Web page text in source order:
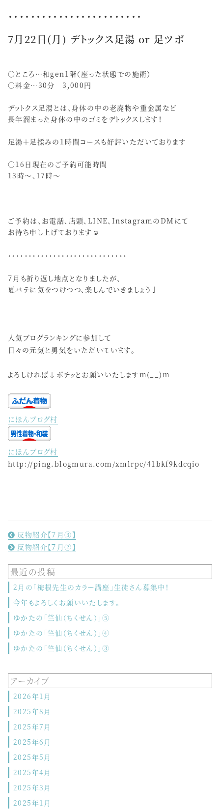
・・・・・・・・・・・・・・・・・・・・・・・・
7月22日(月) デトックス足湯 or 足ツボ
○ところ…和gen1階（座った状態での施術）
○料金…30分 3,000円
デットクス足湯とは、身体の中の老廃物や重金属など
長年溜まった身体の中のゴミをデトックスします！
足湯＋足揉みの１時間コースも好評いただいております
○16日現在のご予約可能時間
13時〜、17時〜
ご予約は、お電話、店頭、LINE、InstagramのDMにて
お待ち申し上げております☺️
・・・・・・・・・・・・・・・・・・・・・・・・・・・・・
７月も折り返し地点となりましたが、
夏バテに気をつけつつ、楽しんでいきましょう♩
人気ブログランキングに参加して
日々の元気と勇気をいただいています。
よろしければ↓ポチッとお願いいたしますm(__)m
にほんブログ村
にほんブログ村
http://ping.blogmura.com/xmlrpc/41bkf9kdcqio
反物紹介【７月③】
反物紹介【７月②】
最近の投稿
2月の「梅根先生のカラー講座」生徒さん募集中！
今年もよろしくお願いいたします。
ゆかたの「竺仙（ちくせん）」⑤
ゆかたの「竺仙（ちくせん）」④
ゆかたの「竺仙（ちくせん）」③
アーカイブ
2026年1月
2025年8月
2025年7月
2025年6月
2025年5月
2025年4月
2025年3月
2025年1月